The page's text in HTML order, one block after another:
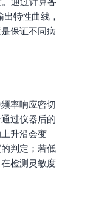
特性曲线，
保证不同病
率响应密切
过仪器后的
升沿会变
判定；若低
检测灵敏度